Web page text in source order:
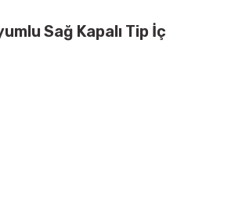
Sağ Kapalı Tip İç